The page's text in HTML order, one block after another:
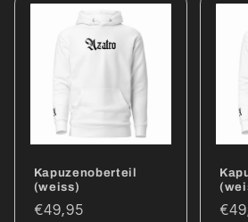
Kapuzenoberteil
(weiss)
Normaler
€49,95